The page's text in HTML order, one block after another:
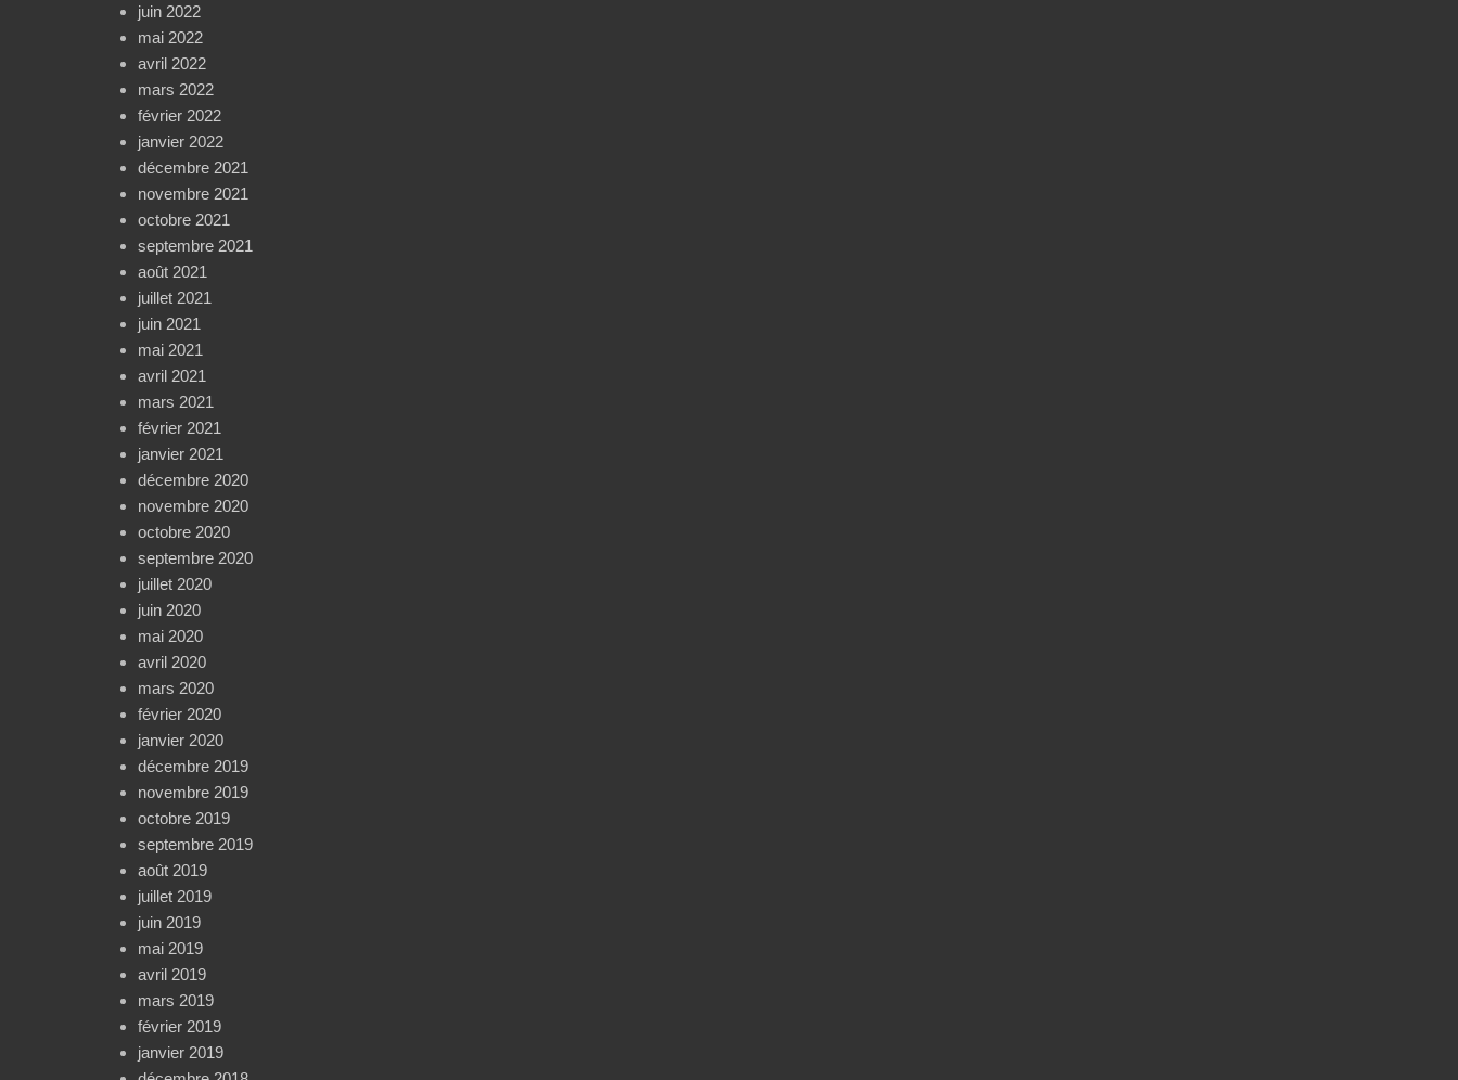
juin 2022
mai 2022
avril 2022
mars 2022
février 2022
janvier 2022
décembre 2021
novembre 2021
octobre 2021
septembre 2021
août 2021
juillet 2021
juin 2021
mai 2021
avril 2021
mars 2021
février 2021
janvier 2021
décembre 2020
novembre 2020
octobre 2020
septembre 2020
juillet 2020
juin 2020
mai 2020
avril 2020
mars 2020
février 2020
janvier 2020
décembre 2019
novembre 2019
octobre 2019
septembre 2019
août 2019
juillet 2019
juin 2019
mai 2019
avril 2019
mars 2019
février 2019
janvier 2019